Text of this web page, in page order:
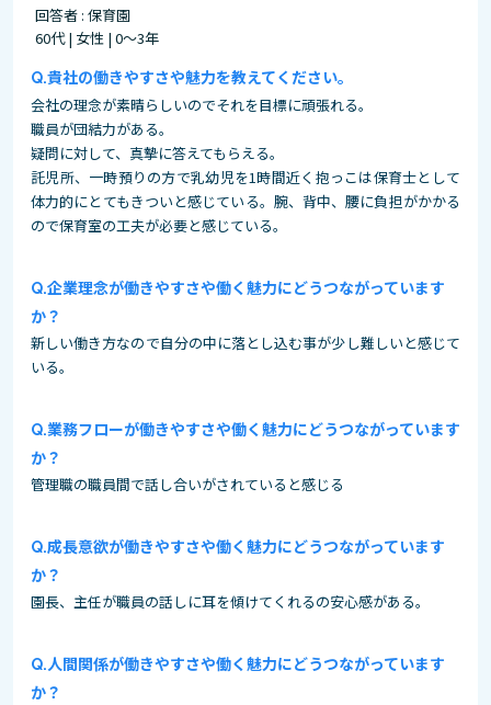
回答者 : 保育園
60代 | 女性 | 0～3年
貴社の働きやすさや魅力を教えてください。
会社の理念が素晴らしいのでそれを目標に頑張れる。
職員が団結力がある。
疑問に対して、真摯に答えてもらえる。
託児所、一時預りの方で乳幼児を1時間近く抱っこは保育士として
体力的にとてもきついと感じている。腕、背中、腰に負担がかかる
ので保育室の工夫が必要と感じている。
企業理念が働きやすさや働く魅力にどうつながっています
か？
新しい働き方なので自分の中に落とし込む事が少し難しいと感じて
いる。
業務フローが働きやすさや働く魅力にどうつながっています
か？
管理職の職員間で話し合いがされていると感じる
成長意欲が働きやすさや働く魅力にどうつながっています
か？
園長、主任が職員の話しに耳を傾けてくれるの安心感がある。
人間関係が働きやすさや働く魅力にどうつながっています
か？